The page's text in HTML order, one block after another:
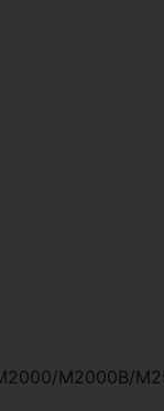
M2000B/